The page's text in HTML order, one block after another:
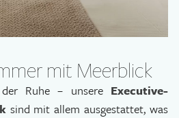
mit Meerblick
Ruhe – unsere Executive-
sind mit allem ausgestattet, was